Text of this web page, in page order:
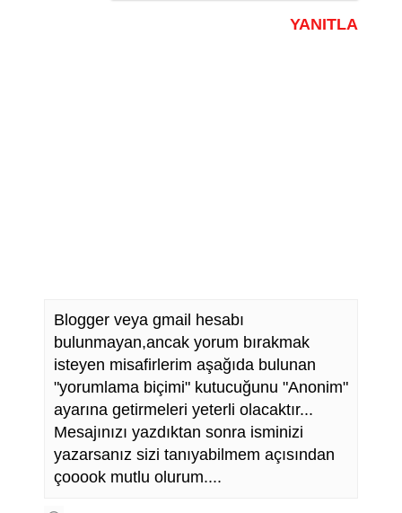
YANITLA
Blogger veya gmail hesabı
bulunmayan,ancak yorum bırakmak
isteyen misafirlerim aşağıda bulunan
"yorumlama biçimi" kutucuğunu "Anonim"
ayarına getirmeleri yeterli olacaktır...
Mesajınızı yazdıktan sonra isminizi
yazarsanız sizi tanıyabilmem açısından
çooook mutlu olurum....